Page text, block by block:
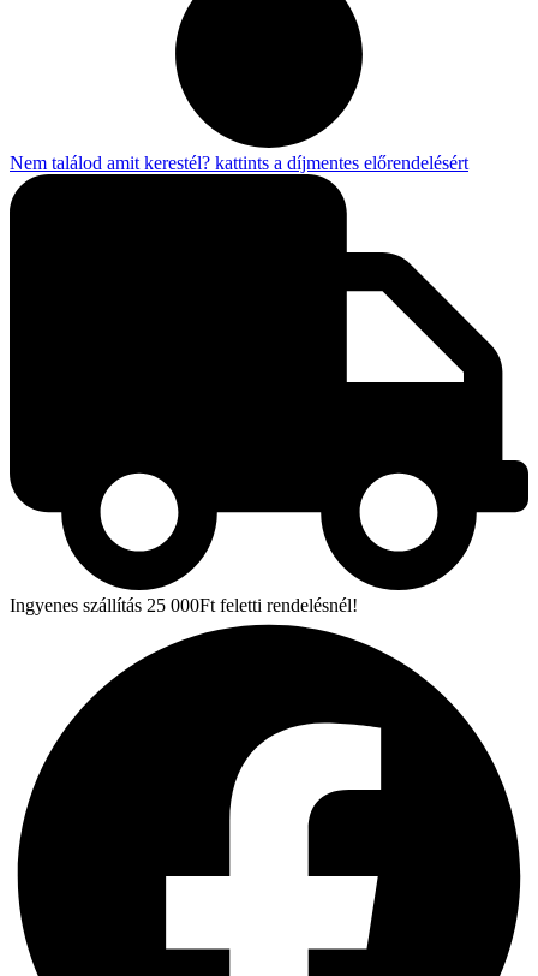
Nem találod amit kerestél? kattints a díjmentes előrendelésért
Ingyenes szállítás 25 000Ft feletti rendelésnél!